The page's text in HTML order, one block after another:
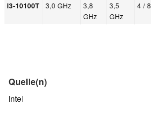
i3-10100T 3,0 GHz
3,8
GHz
3,5
GHz
4 / 8
Quelle(n)
Intel